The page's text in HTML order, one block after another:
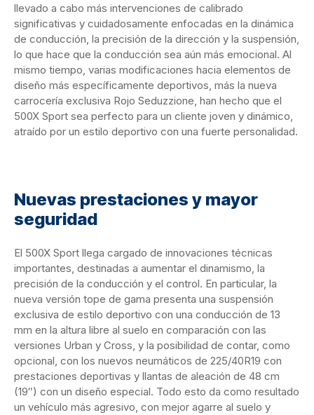
llevado a cabo más intervenciones de calibrado
significativas y cuidadosamente enfocadas en la dinámica
de conducción, la precisión de la dirección y la suspensión,
lo que hace que la conducción sea aún más emocional. Al
mismo tiempo, varias modificaciones hacia elementos de
diseño más específicamente deportivos, más la nueva
carrocería exclusiva Rojo Seduzzione, han hecho que el
500X Sport sea perfecto para un cliente joven y dinámico,
atraído por un estilo deportivo con una fuerte personalidad.
Nuevas prestaciones y mayor
seguridad
El 500X Sport llega cargado de innovaciones técnicas
importantes, destinadas a aumentar el dinamismo, la
precisión de la conducción y el control. En particular, la
nueva versión tope de gama presenta una suspensión
exclusiva de estilo deportivo con una conducción de 13
mm en la altura libre al suelo en comparación con las
versiones Urban y Cross, y la posibilidad de contar, como
opcional, con los nuevos neumáticos de 225/40R19 con
prestaciones deportivas y llantas de aleación de 48 cm
(19″) con un diseño especial. Todo esto da como resultado
un vehículo más agresivo, con mejor agarre al suelo y